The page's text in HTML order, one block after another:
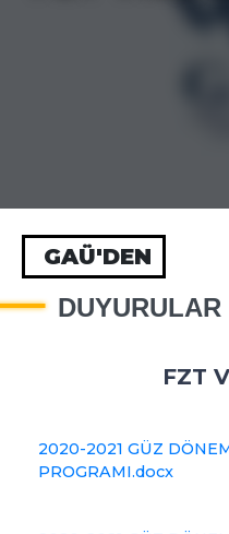
GAÜ'DEN
DUYURULAR
FZT
2020-2021 GÜZ
PROGRAMI.docx